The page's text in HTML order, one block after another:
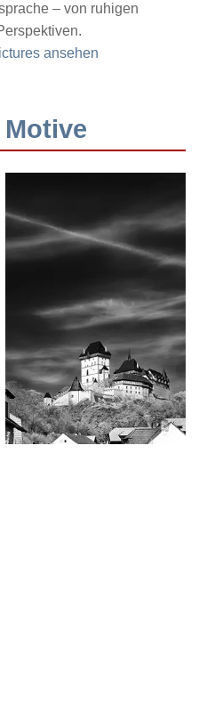
– von ruhigen
ansehen